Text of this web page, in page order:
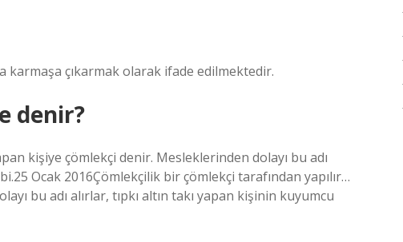
karmaşa çıkarmak olarak ifade edilmektedir.
denir?
kişiye çömlekçi denir. Mesleklerinden dolayı bu adı
Ocak 2016Çömlekçilik bir çömlekçi tarafından yapılır…
bu adı alırlar, tıpkı altın takı yapan kişinin kuyumcu